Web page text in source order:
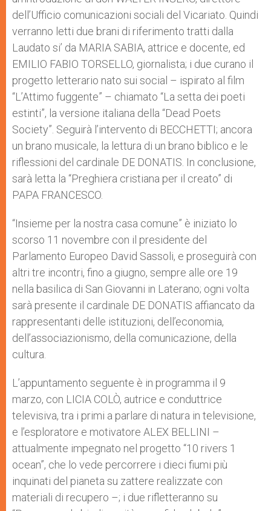
dell’Ufficio comunicazioni sociali del Vicariato. Quindi
verranno letti due brani di riferimento tratti dalla
Laudato si’ da MARIA SABIA, attrice e docente, ed
EMILIO FABIO TORSELLO, giornalista; i due curano il
progetto letterario nato sui social – ispirato al film
“L’Attimo fuggente” – chiamato “La setta dei poeti
estinti”, la versione italiana della “Dead Poets
Society”. Seguirà l’intervento di BECCHETTI; ancora
un brano musicale, la lettura di un brano biblico e le
riflessioni del cardinale DE DONATIS. In conclusione,
sarà letta la “Preghiera cristiana per il creato” di
PAPA FRANCESCO.
“Insieme per la nostra casa comune” è iniziato lo
scorso 11 novembre con il presidente del
Parlamento Europeo David Sassoli, e proseguirà con
altri tre incontri, fino a giugno, sempre alle ore 19
nella basilica di San Giovanni in Laterano; ogni volta
sarà presente il cardinale DE DONATIS affiancato da
rappresentanti delle istituzioni, dell’economia,
dell’associazionismo, della comunicazione, della
cultura.
L’appuntamento seguente è in programma il 9
marzo, con LICIA COLÒ, autrice e conduttrice
televisiva, tra i primi a parlare di natura in televisione,
e l’esploratore e motivatore ALEX BELLINI –
attualmente impegnato nel progetto “10 rivers 1
ocean”, che lo vede percorrere i dieci fiumi più
inquinati del pianeta su zattere realizzate con
materiali di recupero –; i due rifletteranno su